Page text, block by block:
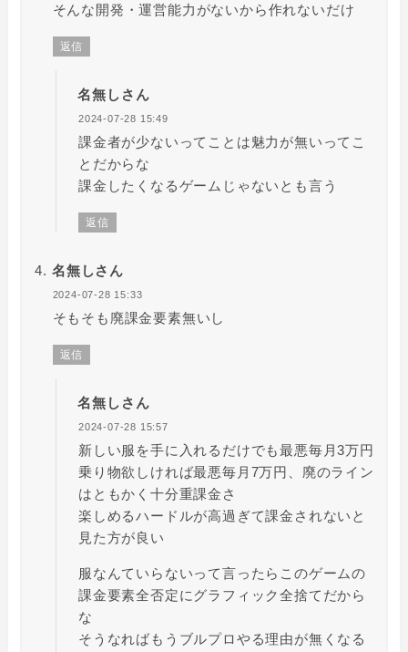
そんな開発・運営能力がないから作れないだけ
返信
名無しさん
2024-07-28 15:49
課金者が少ないってことは魅力が無いってこ
とだからな
課金したくなるゲームじゃないとも言う
返信
名無しさん
2024-07-28 15:33
そもそも廃課金要素無いし
返信
名無しさん
2024-07-28 15:57
新しい服を手に入れるだけでも最悪毎月3万円
乗り物欲しければ最悪毎月7万円、廃のライン
はともかく十分重課金さ
楽しめるハードルが高過ぎて課金されないと
見た方が良い
服なんていらないって言ったらこのゲームの
課金要素全否定にグラフィック全捨てだから
な
そうなればもうブルプロやる理由が無くなる